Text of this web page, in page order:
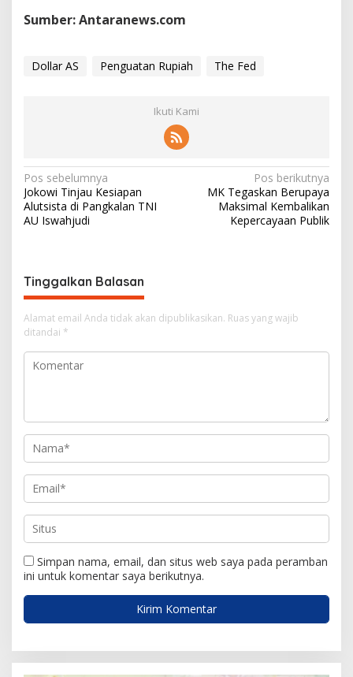
Sumber: Antaranews.com
Dollar AS Penguatan Rupiah The Fed
Ikuti Kami
N
a
v
g
a
s
i
p
Pos sebelumnya
Jokowi Tinjau Kesiapan
Alutsista di Pangkalan TNI
AU Iswahjudi
Pos berikutnya
MK Tegaskan Berupaya
Maksimal Kembalikan
Kepercayaan Publik
Tinggalkan Balasan
Alamat email Anda tidak akan dipublikasikan. Ruas yang wajib
ditandai *
Simpan nama, email, dan situs web saya pada peramban
ini untuk komentar saya berikutnya.